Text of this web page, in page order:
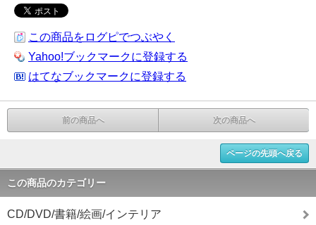
この商品をログピでつぶやく
Yahoo!ブックマークに登録する
はてなブックマークに登録する
前の商品へ 次の商品へ
ページの先頭へ戻る
この商品のカテゴリー
CD/DVD/書籍/絵画/インテリア